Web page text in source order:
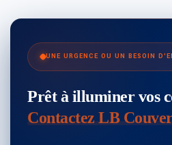
UNE URGENCE OU UN BESOIN
Prêt à illuminer vos
Contactez LB